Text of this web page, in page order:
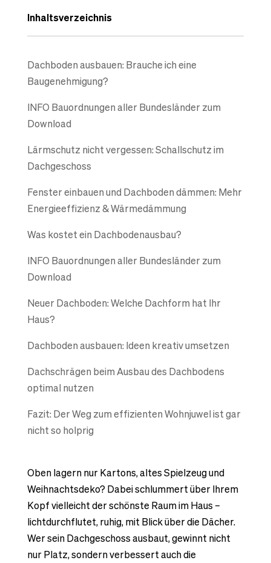
Inhaltsverzeichnis
Dachboden ausbauen: Brauche ich eine
Baugenehmigung?
INFO Bauordnungen aller Bundesländer zum
Download
Lärmschutz nicht vergessen: Schallschutz im
Dachgeschoss
Fenster einbauen und Dachboden dämmen: Mehr
Energieeffizienz & Wärmedämmung
Was kostet ein Dachbodenausbau?
INFO Bauordnungen aller Bundesländer zum
Download
Neuer Dachboden: Welche Dachform hat Ihr
Haus?
Dachboden ausbauen: Ideen kreativ umsetzen
Dachschrägen beim Ausbau des Dachbodens
optimal nutzen
Fazit: Der Weg zum effizienten Wohnjuwel ist gar
nicht so holprig
Oben lagern nur Kartons, altes Spielzeug und
Weihnachtsdeko? Dabei schlummert über Ihrem
Kopf vielleicht der schönste Raum im Haus –
lichtdurchflutet, ruhig, mit Blick über die Dächer.
Wer sein Dachgeschoss ausbaut, gewinnt nicht
nur Platz, sondern verbessert auch die